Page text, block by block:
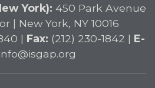
York): 450 Park Avenue
| New York, NY 10016
| Fax: (212) 230-1842 | E-